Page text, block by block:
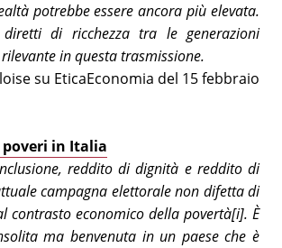
potrebbe essere ancora più elevata.
di ricchezza tra le generazioni
in questa trasmissione.
su EticaEconomia del 15 febbraio
in Italia
reddito di dignità e reddito di
campagna elettorale non difetta di
contrasto economico della povertà[i]. È
ma benvenuta in un paese che è